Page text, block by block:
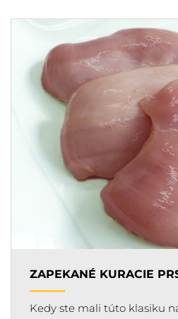
ZAPEKANÉ KURACIE
Kedy ste mali túto klasiku